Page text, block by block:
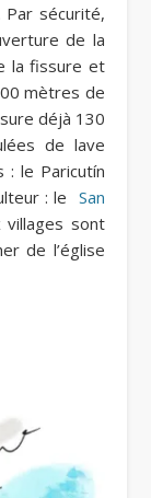
sécurité,
de la
la fissure et
mètres de
déjà 130
de lave
: le Paricutín
: leSan
sont
de l’église